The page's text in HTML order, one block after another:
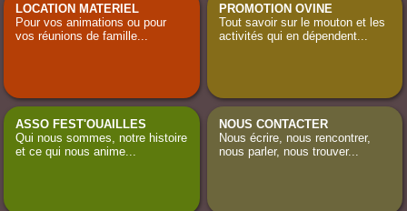
LOCATION MATERIEL
Pour vos animations ou pour
vos réunions de famille...
PROMOTION OVINE
Tout savoir sur le mouton et les
activités qui en dépendent...
ASSO FEST'OUAILLES
Qui nous sommes, notre histoire
et ce qui nous anime...
NOUS CONTACTER
Nous écrire, nous rencontrer,
nous parler, nous trouver...